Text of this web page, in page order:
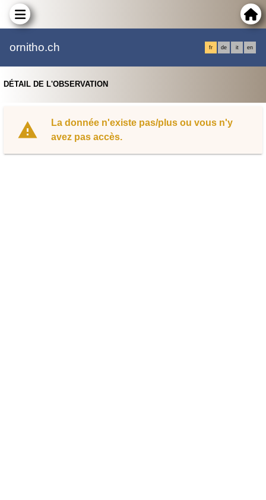
ornitho.ch fr de it en
DÉTAIL DE L'OBSERVATION
La donnée n'existe pas/plus ou vous n'y
avez pas accès.